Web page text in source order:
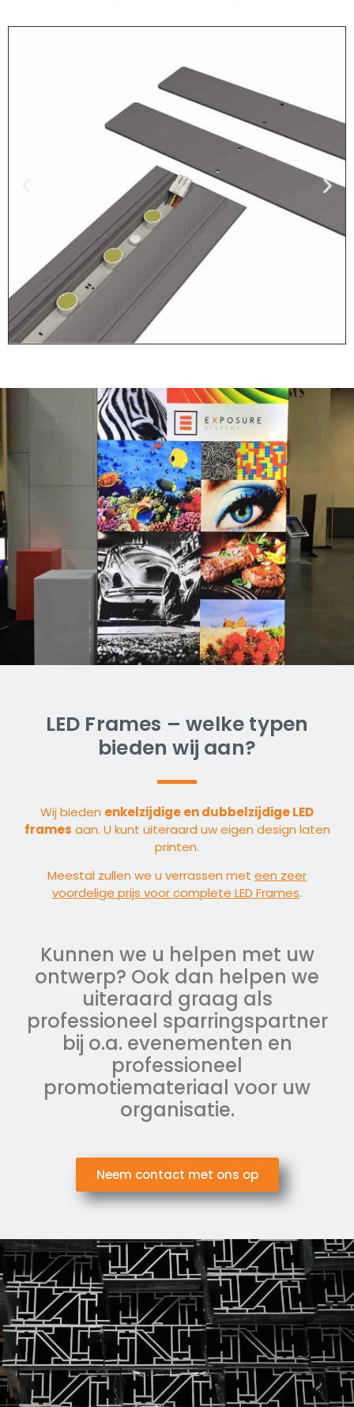
Voeten
Alleen voor de vrijstaande
(dubbelzijdige) frames
LED Frames – welke typen
bieden wij aan?
Wij bieden enkelzijdige en dubbelzijdige LED
frames aan. U kunt uiteraard uw eigen design laten
printen.
Meestal zullen we u verrassen met een zeer
voordelige prijs voor complete LED Frames.
Kunnen we u helpen met uw
ontwerp? Ook dan helpen we
uiteraard graag als
professioneel sparringspartner
bij o.a. evenementen en
professioneel
promotiemateriaal voor uw
organisatie.
Neem contact met ons op